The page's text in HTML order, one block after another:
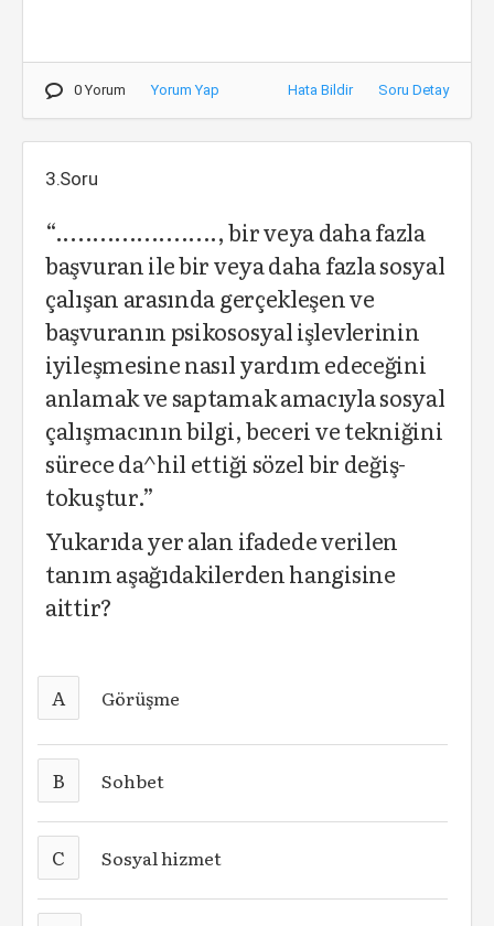
0 Yorum Yorum Yap Hata Bildir Soru Detay
3.Soru
“......................, bir veya daha fazla
başvuran ile bir veya daha fazla sosyal
çalışan arasında gerçekleşen ve
başvuranın psikososyal işlevlerinin
iyileşmesine nasıl yardım edeceğini
anlamak ve saptamak amacıyla sosyal
çalışmacının bilgi, beceri ve tekniğini
sürece da^hil ettiği sözel bir değiş-
tokuştur.”
Yukarıda yer alan ifadede verilen
tanım aşağıdakilerden hangisine
aittir?
A Görüşme
B Sohbet
C Sosyal hizmet